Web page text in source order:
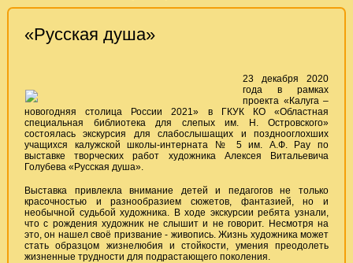
«Русская душа»
23 декабря 2020
года в рамках
проекта «Калуга –
новогодняя столица России 2021» в ГКУК КО «Областная
специальная библиотека для слепых им. Н. Островского»
состоялась экскурсия для слабослышащих и позднооглохших
учащихся калужской школы-интерната № 5 им. А.Ф. Рау по
выставке творческих работ художника Алексея Витальевича
Голубева «Русская душа».
Выставка привлекла внимание детей и педагогов не только
красочностью и разнообразием сюжетов, фантазией, но и
необычной судьбой художника. В ходе экскурсии ребята узнали,
что с рождения художник не слышит и не говорит. Несмотря на
это, он нашел своё призвание - живопись. Жизнь художника может
стать образцом жизнелюбия и стойкости, умения преодолеть
жизненные трудности для подрастающего поколения.